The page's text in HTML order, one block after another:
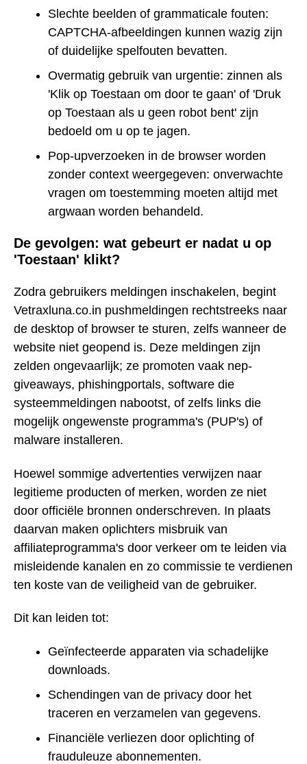
Slechte beelden of grammaticale fouten:
CAPTCHA-afbeeldingen kunnen wazig zijn
of duidelijke spelfouten bevatten.
Overmatig gebruik van urgentie: zinnen als
'Klik op Toestaan om door te gaan' of 'Druk
op Toestaan als u geen robot bent' zijn
bedoeld om u op te jagen.
Pop-upverzoeken in de browser worden
zonder context weergegeven: onverwachte
vragen om toestemming moeten altijd met
argwaan worden behandeld.
De gevolgen: wat gebeurt er nadat u op
'Toestaan' klikt?
Zodra gebruikers meldingen inschakelen, begint
Vetraxluna.co.in pushmeldingen rechtstreeks naar
de desktop of browser te sturen, zelfs wanneer de
website niet geopend is. Deze meldingen zijn
zelden ongevaarlijk; ze promoten vaak nep-
giveaways, phishingportals, software die
systeemmeldingen nabootst, of zelfs links die
mogelijk ongewenste programma's (PUP's) of
malware installeren.
Hoewel sommige advertenties verwijzen naar
legitieme producten of merken, worden ze niet
door officiële bronnen onderschreven. In plaats
daarvan maken oplichters misbruik van
affiliateprogramma's door verkeer om te leiden via
misleidende kanalen en zo commissie te verdienen
ten koste van de veiligheid van de gebruiker.
Dit kan leiden tot:
Geïnfecteerde apparaten via schadelijke
downloads.
Schendingen van de privacy door het
traceren en verzamelen van gegevens.
Financiële verliezen door oplichting of
frauduleuze abonnementen.